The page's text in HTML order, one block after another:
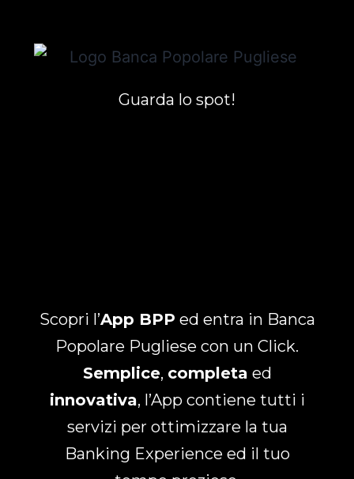
Guarda lo spot!
Scopri l’App BPP ed entra in Banca
Popolare Pugliese con un Click.
Semplice, completa ed
innovativa, l’App contiene tutti i
servizi per ottimizzare la tua
Banking Experience ed il tuo